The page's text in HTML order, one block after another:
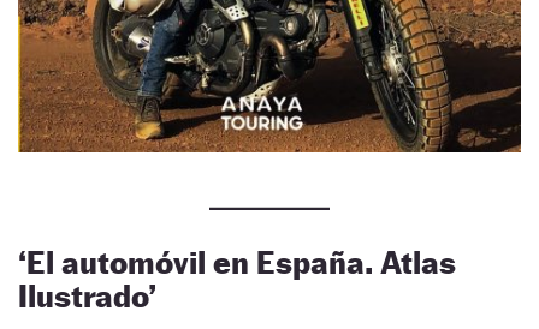
‘El automóvil en España. Atlas
Ilustrado’